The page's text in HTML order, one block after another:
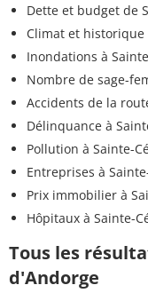
Dette et budget de
Climat et historique
Inondations à
Nombre de sage-
Accidents de la
Délinquance à
Pollution à Sainte-
Entreprises à
Prix immobilier à
Hôpitaux à Sainte-
Tous les
d'Andorge